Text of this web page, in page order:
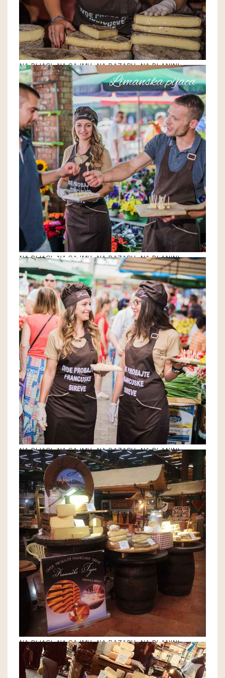
NA PIJACI, NA SAJMU, NA BAZARU, NA PLANINI
NA PIJACI, NA SAJMU, NA BAZARU, NA PLANINI
NA PIJACI, NA SAJMU, NA BAZARU, NA PLANINI
NA PIJACI, NA SAJMU, NA BAZARU, NA PLANINI